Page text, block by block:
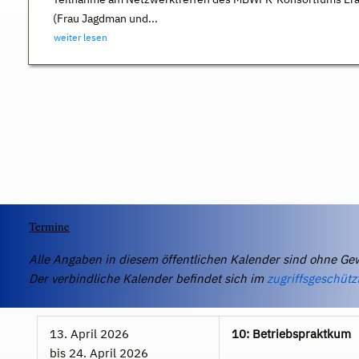
(Frau Jagdman und...
weiter lesen
Termine
Alle Angaben in diesem öffentlichen Kalender sind ohne
Der verbindliche Kalender befindet sich im
13. April 2026
bis 24. April 2026
10: Betriebspraktkum